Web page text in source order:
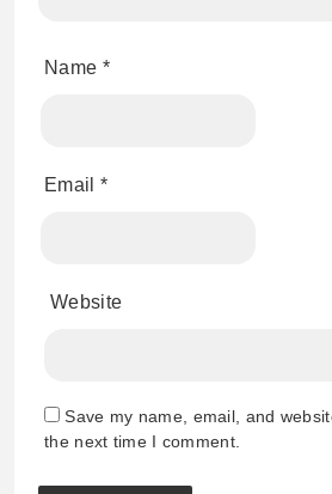
Name *
Email *
Website
Save my name, email, and
the next time I comment.